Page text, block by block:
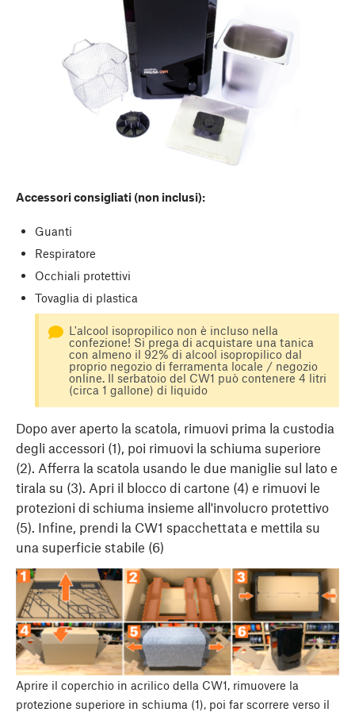
Accessori consigliati (non inclusi):
Guanti
Respiratore
Occhiali protettivi
Tovaglia di plastica
L'alcool isopropilico non è incluso nella
confezione! Si prega di acquistare una tanica
con almeno il 92% di alcool isopropilico dal
proprio negozio di ferramenta locale / negozio
online. Il serbatoio del CW1 può contenere 4 litri
(circa 1 gallone) di liquido
Dopo aver aperto la scatola, rimuovi prima la custodia
degli accessori (1), poi rimuovi la schiuma superiore
(2). Afferra la scatola usando le due maniglie sul lato e
tirala su (3). Apri il blocco di cartone (4) e rimuovi le
protezioni di schiuma insieme all'involucro protettivo
(5). Infine, prendi la CW1 spacchettata e mettila su
una superficie stabile (6)
Aprire il coperchio in acrilico della CW1, rimuovere la
protezione superiore in schiuma (1), poi far scorrere verso il